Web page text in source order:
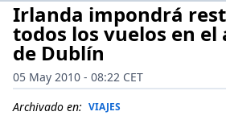
Irlanda impondrá
todos los vuelos en
de Dublín
05 May 2010 - 08:22 CET
Archivado en: VIAJES